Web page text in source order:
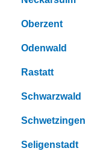
Oberzent
Odenwald
Rastatt
Schwarzwald
Schwetzingen
Seligenstadt